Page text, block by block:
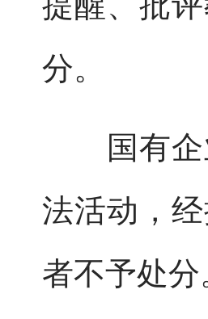
分。
国有企业
法活动，
者不予处分